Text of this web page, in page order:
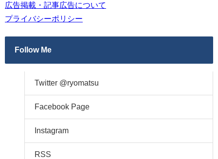
広告掲載・記事広告について
プライバシーポリシー
Follow Me
Twitter @ryomatsu
Facebook Page
Instagram
RSS